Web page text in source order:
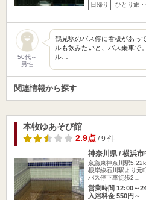
日帰り ひとり旅
50代～
男性
鶴見駅のバス停に看板があっ
ルも飲みたいと、バス乗車で
ル…
関連情報から探す
本牧ゆあそび館
2.9点/ 9 件
神奈川県 / 横浜市
京急東神奈川駅
根岸線石川駅より元
バス停下車徒歩2…
営業時間 12:00～
入浴料金 550円～